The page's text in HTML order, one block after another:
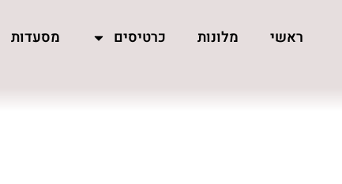
ראשי מלונות כרטיסים מסעדות